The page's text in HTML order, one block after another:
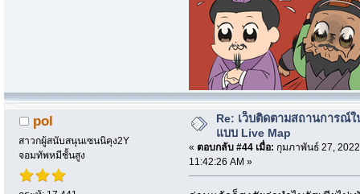
pol
สาวกผู้สนับสนุนเซนนิคุง2Y
จอมทัพหมีชั้นสูง
Re: เว็บติดตามสถานการณ์ใ
แบบ Live Map
« ตอบกลับ #44 เมื่อ: กุมภาพันธ์ 27,
11:42:26 AM »